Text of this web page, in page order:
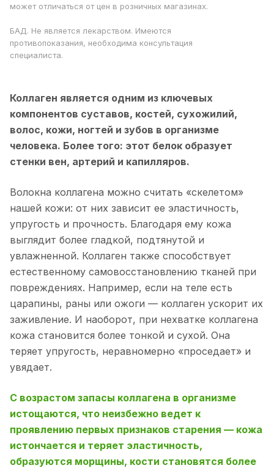
может отличаться от цен в розничных магазинах.
БАД. Не является лекарством. Имеются
противопоказания, необходима консультация
специалиста.
Коллаген является одним из ключевых
компонентов суставов, костей, сухожилий,
волос, кожи, ногтей и зубов в организме
человека. Более того: этот белок образует
стенки вен, артерий и капилляров.
Волокна коллагена можно считать «скелетом»
нашей кожи: от них зависит ее эластичность,
упругость и прочность. Благодаря ему кожа
выглядит более гладкой, подтянутой и
увлажненной. Коллаген также способствует
естественному самовосстановлению тканей при
повреждениях. Например, если на теле есть
царапины, раны или ожоги — коллаген ускорит их
заживление. И наоборот, при нехватке коллагена
кожа становится более тонкой и сухой. Она
теряет упругость, неравномерно «проседает» и
увядает.
С возрастом запасы коллагена в организме
истощаются, что неизбежно ведет к
проявлению первых признаков старения — кожа
истончается и теряет эластичность,
образуются морщины, кости становятся более